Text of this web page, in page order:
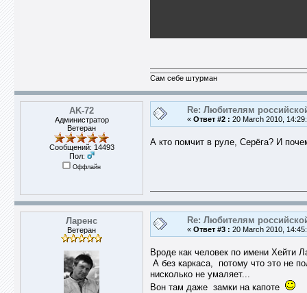
Сам себе штурман
AK-72
Администратор
Ветеран
Сообщений: 14493
Пол:
Оффлайн
Re: Любителям
« Ответ #2 : 20 March 2010,
А кто помчит в руле, Серёга? И
Ларенс
Ветеран
Re: Любителям
« Ответ #3 : 20 March 2010,
Вроде как человек по имени Хейти
А без каркаса, потому что это не
нисколько не умаляет...
Вон там даже замки на капоте